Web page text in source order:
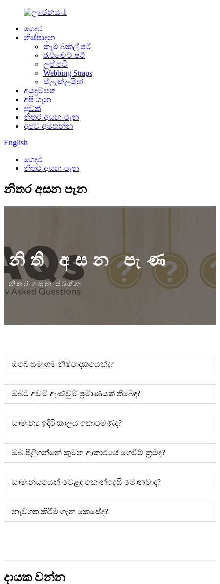
ගෙදර
නිෂ්පාදන
කැම් බකල් පටි
රැට්චෙට් පටි
ලූප් පටි
Webbing Straps
ස්ලැක්ලයින්
අයදුම්පත
අපි ගැන
පුවත්
නිතර අසන පැන
අපව අමතන්න
English
ගෙදර
නිතර අසන පැන
නිතර අසන පැන
නිති අසන පැණ
නිතර අසන ප්රශ්න
ඔබේ සමාගම නිෂ්පාදකයෙක්ද?
ඔබට අවම ඇණවුම් ප්‍රමාණයක් තිබේද?
සාමාන්‍ය ඉදිරි කාලය කොපමණද?
ඔබ පිළිගන්නේ කුමන ආකාරයේ ගෙවීම් ක්‍රමද?
සාමාන්යයෙන් වෙළඳ කොන්දේසි මොනවාද?
නැව්ගත කිරීම ගැන කෙසේද?
දායක වන්න